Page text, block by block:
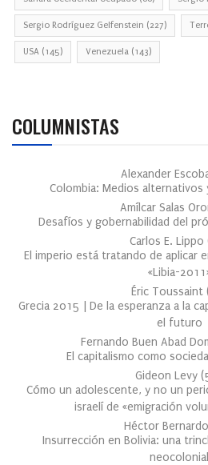
Sergio Rodríguez Gelfenstein (227)
USA (145) Venezuela (143)
COLUMNISTAS
Alexander
Colombia: Medios alternativos
Amílcar Salas
Desafíos y gobernabilidad del
Carlos E. Lippo
El imperio está tratando de aplicar
«Libia-
Éric Toussaint (
Grecia 2015 | De la esperanza a la
el futuro
Fernando Buen Abad
El capitalismo como
Gideon Levy (
Cómo un adolescente, y no un
israelí de «emigración
Héctor Bernardo
Insurrección en Bolivia: una
neocolonial